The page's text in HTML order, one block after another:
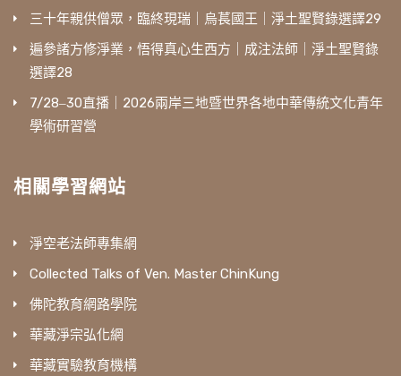
三十年親供僧眾，臨終現瑞｜烏萇國王｜淨土聖賢錄選譯29
遍參諸方修淨業，悟得真心生西方｜成注法師｜淨土聖賢錄
選譯28
7/28‒30直播｜2026兩岸三地暨世界各地中華傳統文化青年
學術研習營
相關學習網站
淨空老法師專集網
Collected Talks of Ven. Master ChinKung
佛陀教育網路學院
華藏淨宗弘化網
華藏實驗教育機構